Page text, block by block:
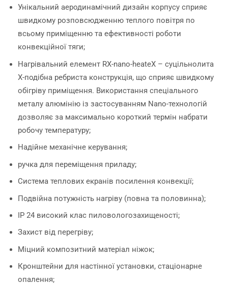
Унікальний аеродинамічний дизайн корпусу сприяє
швидкому розповсюдженню теплого повітря по
всьому приміщенню та ефективності роботи
конвекційної тяги;
Нагрівальний елемент RX-nano-heateX – суцільнолита
Х-подібна ребриста конструкція, що сприяє швидкому
обігріву приміщення. Використання спеціального
металу алюмінію із застосуванням Nano-технологій
дозволяє за максимально короткий термін набрати
робочу температуру;
Надійне механічне керування;
ручка для переміщення приладу;
Система теплових екранів посилення конвекції;
Подвійна потужність нагріву (повна та половинна);
IP 24 високий клас пиловологозахищеності;
Захист від перегріву;
Міцний композитний матеріал ніжок;
Кронштейни для настінної установки, стаціонарне
опалення;